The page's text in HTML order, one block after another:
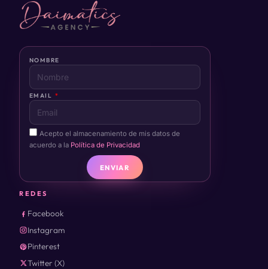
NOMBRE
EMAIL
Acepto el almacenamiento de mis datos de
acuerdo a la Política de Privacidad
ENVIAR
REDES
Facebook
Instagram
Pinterest
Twitter (X)